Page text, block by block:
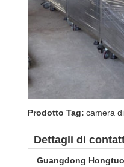
Prodotto Tag: camera
Dettagli di
Guangdong